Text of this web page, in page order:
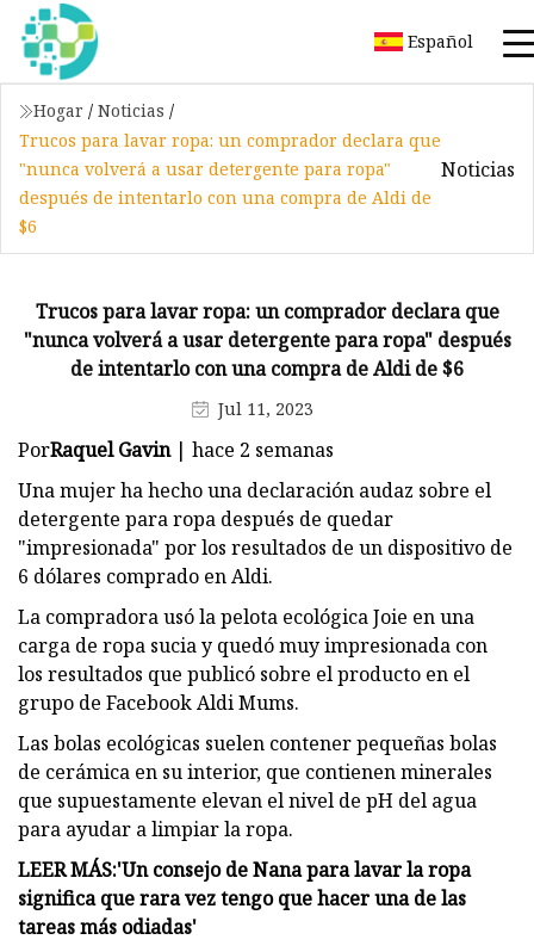
Español
Hogar / Noticias /
Trucos para lavar ropa: un comprador declara que
"nunca volverá a usar detergente para ropa"
después de intentarlo con una compra de Aldi de
$6
Noticias
Trucos para lavar ropa: un comprador declara que
"nunca volverá a usar detergente para ropa" después
de intentarlo con una compra de Aldi de $6
Jul 11, 2023
PorRaquel Gavin| hace 2 semanas
Una mujer ha hecho una declaración audaz sobre el
detergente para ropa después de quedar
"impresionada" por los resultados de un dispositivo de
6 dólares comprado en Aldi.
La compradora usó la pelota ecológica Joie en una
carga de ropa sucia y quedó muy impresionada con
los resultados que publicó sobre el producto en el
grupo de Facebook Aldi Mums.
Las bolas ecológicas suelen contener pequeñas bolas
de cerámica en su interior, que contienen minerales
que supuestamente elevan el nivel de pH del agua
para ayudar a limpiar la ropa.
LEER MÁS:'Un consejo de Nana para lavar la ropa
significa que rara vez tengo que hacer una de las
tareas más odiadas'